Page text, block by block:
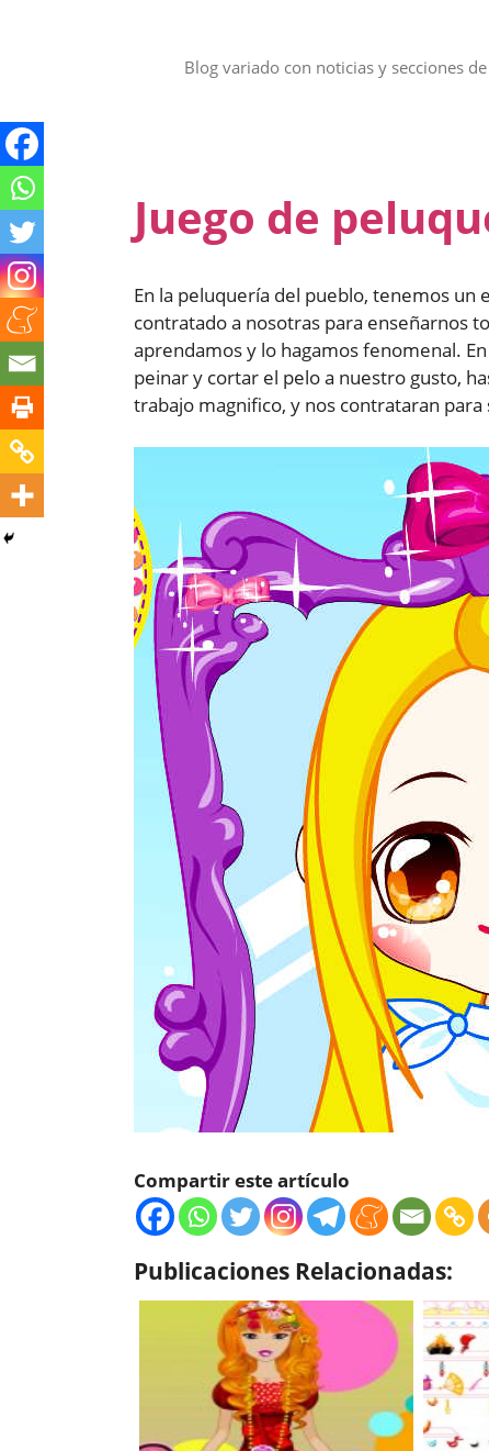
Blog variado con noticias y secciones
Juego de
En la peluquería del pueblo, tenemos un
contratado a nosotras para enseñarnos
aprendamos y lo hagamos fenomenal.
peinar y cortar el pelo a nuestro gusto,
trabajo magnifico, y nos contrataran
Compartir este artículo
Publicaciones Relacionadas: